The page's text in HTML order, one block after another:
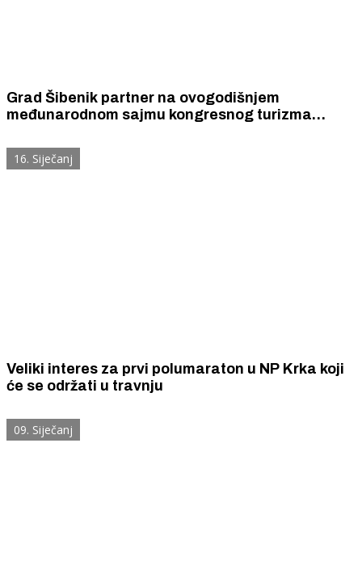
Grad Šibenik partner na ovogodišnjem
međunarodnom sajmu kongresnog turizma
16. Siječanj
Veliki interes za prvi polumaraton u NP Krka koji
će se održati u travnju
09. Siječanj